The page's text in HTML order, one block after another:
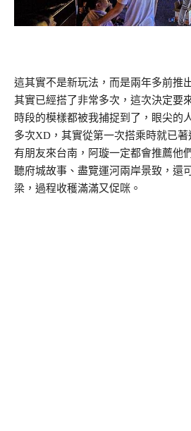
這其實不是新玩法，而是兩年多前推
其實已經搭了非常多次，這次決定要
時段的模樣都被我捕捉到了，眼尖的
多次XD，其實從第一次搭乘時就已
有朋友來台南，阿璇一定都會推薦他
聽府城故事、盡覽運河兩岸景致，還
梁，過程收穫滿滿又促咪。